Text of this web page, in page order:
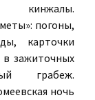
погоны,
карточки
зажиточных
грабеж.
ночь